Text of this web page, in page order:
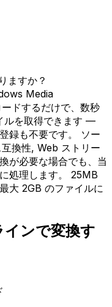
ますか？
Media
ドするだけで、数秒
ルを取得できます —
録も不要です。 ソー
換性, Web ストリー
が必要な場合でも、当
処理します。 25MB
大 2GB のファイルに
ンで変換す